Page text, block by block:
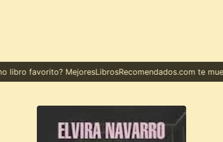
favorito? MejoresLibrosRecomendados.com te muestra